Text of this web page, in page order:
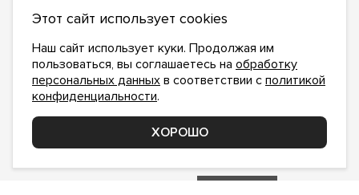
ПОДПИСАТЬСЯ НА НОВОСТИ:
сполитикой конфиденциальностиознакомлен и
Этот сайт использует cookies
Наш сайт использует куки. Продолжая им
пользоваться, вы соглашаетесь на обработку
персональных данных в соответствии с политикой
конфиденциальности.
ХОРОШО